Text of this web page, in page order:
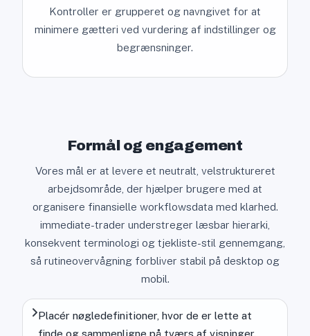
Kontroller er grupperet og navngivet for at
minimere gætteri ved vurdering af indstillinger og
begrænsninger.
Formål og engagement
Vores mål er at levere et neutralt, velstruktureret
arbejdsområde, der hjælper brugere med at
organisere finansielle workflowsdata med klarhed.
immediate-trader understreger læsbar hierarki,
konsekvent terminologi og tjekliste-stil gennemgang,
så rutineovervågning forbliver stabil på desktop og
mobil.
Placér nøgledefinitioner, hvor de er lette at
finde og sammenligne på tværs af visninger.